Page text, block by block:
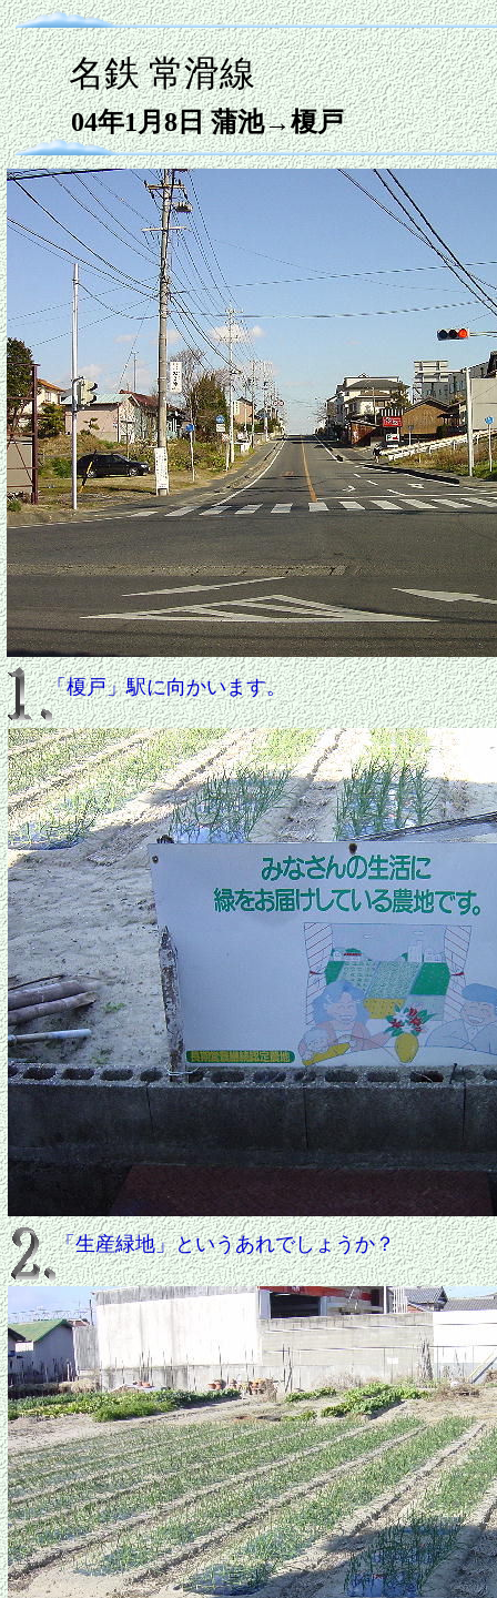
名鉄 常滑線
04年1月8日蒲池→榎戸
「榎戸」駅に向かいます。
「生産緑地」というあれでしょうか？